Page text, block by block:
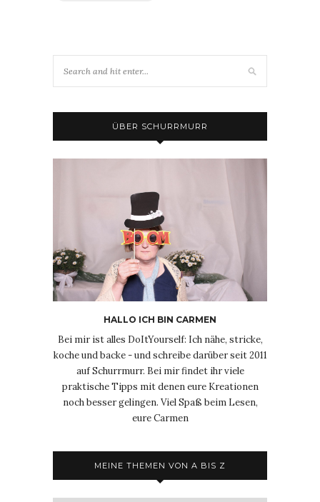
ÜBER SCHURRMURR
HALLO ICH BIN CARMEN
Bei mir ist alles DoItYourself: Ich nähe, stricke,
koche und backe - und schreibe darüber seit 2011
auf Schurrmurr. Bei mir findet ihr viele
praktische Tipps mit denen eure Kreationen
noch besser gelingen. Viel Spaß beim Lesen,
eure Carmen
MEINE THEMEN VON A BIS Z